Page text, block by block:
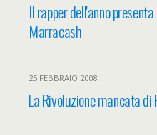
Il rapper dell'anno
Marracash
25 FEBBRAIO 2008
La Rivoluzione mancata